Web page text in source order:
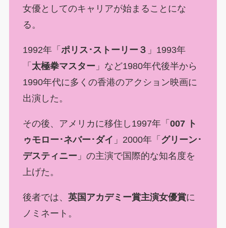
女優としてのキャリアが始まることにな
る。
1992年「 ポリス･ストーリー３ 」1993年
「 太極拳マスター 」など1980年代後半から
1990年代に多くの香港のアクション映画に
出演した。
その後、アメリカに移住し1997年「 007 ト
ゥモロー･ネバー･ダイ 」2000年「 グリーン･
デスティニー 」の主演で国際的な知名度を
上げた。
後者では、 英国アカデミー賞主演女優賞に
ノミネート。